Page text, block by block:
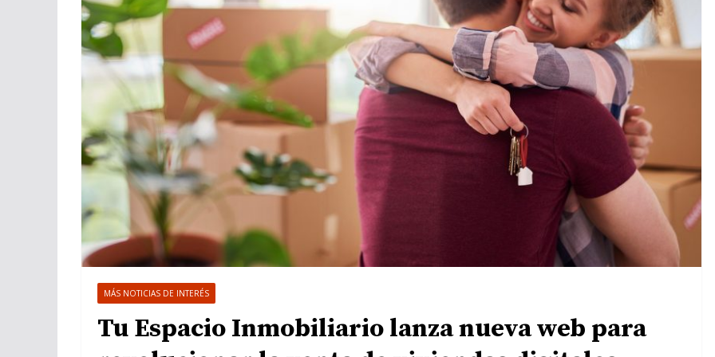
MÁS NOTICIAS DE INTERÉS
Tu Espacio Inmobiliario lanza nueva web para